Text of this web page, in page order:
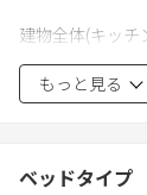
バスタブまたは
タオル
スリッパ
建物全体(キッチ
借りることができ
もっと見る
ベッドタイプ